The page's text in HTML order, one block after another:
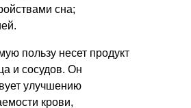
сна;
пользу несет продукт
и сосудов. Он
улучшению
крови,